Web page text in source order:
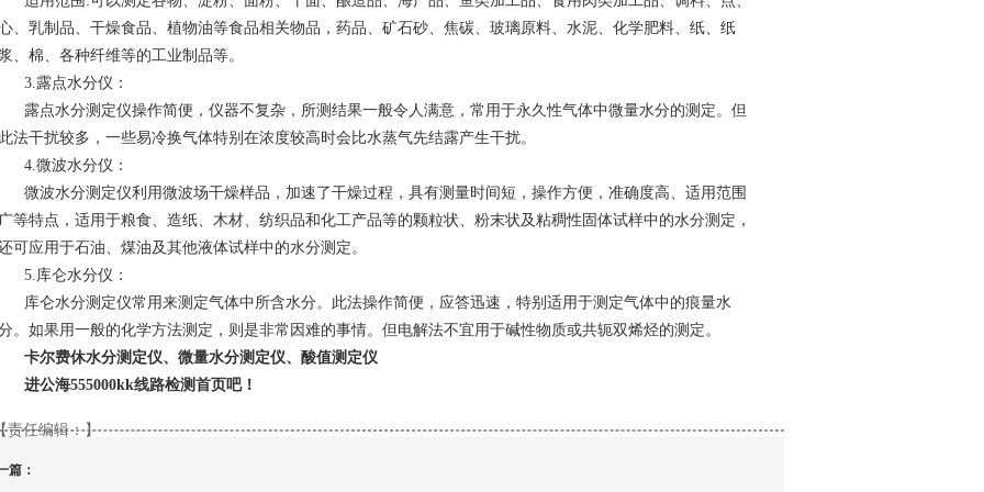
、乳制品、干燥食品、植物油等食品相关物品，药品、矿石砂、焦碳、玻璃原料、水泥、化学肥料、纸、纸
、棉、各种纤维等的工业制品等。
3.露点水分仪：
露点水分测定仪操作简便，仪器不复杂，所测结果一般令人满意，常用于永久性气体中微量水分的测定。但
法干扰较多，一些易冷换气体特别在浓度较高时会比水蒸气先结露产生干扰。
4.微波水分仪：
微波水分测定仪利用微波场干燥样品，加速了干燥过程，具有测量时间短，操作方便，准确度高、适用范围
等特点，适用于粮食、造纸、木材、纺织品和化工产品等的颗粒状、粉末状及粘稠性固体试样中的水分测定，
可应用于石油、煤油及其他液体试样中的水分测定。
5.库仑水分仪：
库仑水分测定仪常用来测定气体中所含水分。此法操作简便，应答迅速，特别适用于测定气体中的痕量水
。如果用一般的化学方法测定，则是非常因难的事情。但电解法不宜用于碱性物质或共轭双烯烃的测定。
卡尔费休水分测定仪、微量水分测定仪、酸值测定仪
进公海555000kk线路检测首页吧！
责任编辑：】
篇：